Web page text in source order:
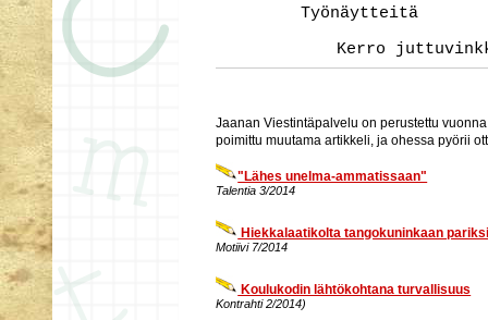
Työnäytteitä
Kerro
Jaanan Viestintäpalvelu on perustettu
poimittu muutama artikkeli, ja ohessa pyörii
"Lähes unelma-ammatissaan"
Talentia 3/2014
Hiekkalaatikolta tangokuninkaan
Motiivi 7/2014
Koulukodin lähtökohtana turvallisuus
Kontrahti 2/2014)